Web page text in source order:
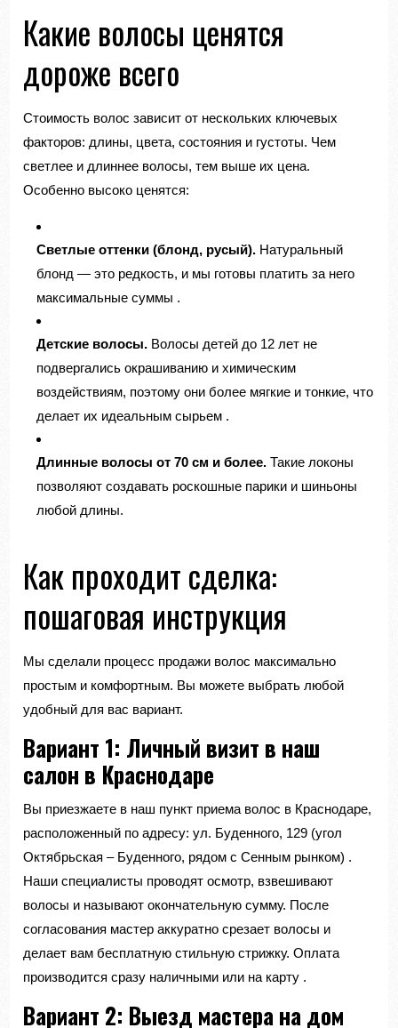
Какие волосы ценятся
дороже всего
Стоимость волос зависит от нескольких ключевых
факторов: длины, цвета, состояния и густоты. Чем
светлее и длиннее волосы, тем выше их цена.
Особенно высоко ценятся:
Светлые оттенки (блонд, русый). Натуральный
блонд — это редкость, и мы готовы платить за него
максимальные суммы .
Детские волосы. Волосы детей до 12 лет не
подвергались окрашиванию и химическим
воздействиям, поэтому они более мягкие и тонкие, что
делает их идеальным сырьем .
Длинные волосы от 70 см и более. Такие локоны
позволяют создавать роскошные парики и шиньоны
любой длины.
Как проходит сделка:
пошаговая инструкция
Мы сделали процесс продажи волос максимально
простым и комфортным. Вы можете выбрать любой
удобный для вас вариант.
Вариант 1: Личный визит в наш
салон в Краснодаре
Вы приезжаете в наш пункт приема волос в Краснодаре,
расположенный по адресу: ул. Буденного, 129 (угол
Октябрьская – Буденного, рядом с Сенным рынком) .
Наши специалисты проводят осмотр, взвешивают
волосы и называют окончательную сумму. После
согласования мастер аккуратно срезает волосы и
делает вам бесплатную стильную стрижку. Оплата
производится сразу наличными или на карту .
Вариант 2: Выезд мастера на дом